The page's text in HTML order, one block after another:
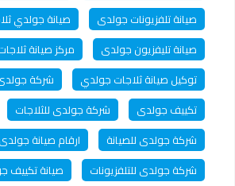
صيانة تلفزيونات جولدى
صيانة جولدي
صيانة تليفزيون جولدى
مركز صيانة
توكيل صيانة ثلاجات جولدي
شركة جولدى
تكييف جولدى
شركة جولدى للثلاجات
شركة جولدى للصيانة
ارقام صيانة جولدى
شركة جولدى للتلفزيونات
صيانة تكييف